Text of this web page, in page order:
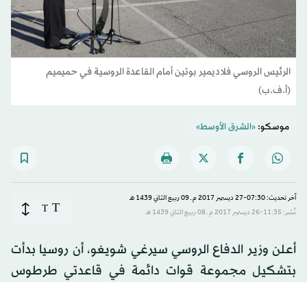
الرئيس الروسي فلاديمير بوتين أمام القاعدة الروسية في حميميم
(أ.ف.ب)
موسكو:«الشرق الأوسط»
آخر تحديث: 07:30-27 ديسمبر 2017 م ـ 09 ربيع الثاني 1439 هـ
نُشر: 11:35-26 ديسمبر 2017 م ـ 08 ربيع الثاني 1439 هـ
T
T
أعلن وزير الدفاع الروسي سيرغي شويغو، أن روسيا بدأت
بتشكيل مجموعة قوات دائمة في قاعدتي طرطوس